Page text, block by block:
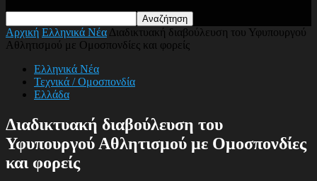
Αρχική Ελληνικά Νέα Διαδικτυακή διαβούλευση του Υφυπουργού
Αθλητισμού με Ομοσπονδίες και φορείς
Ελληνικά Νέα
Τεχνικά / Ομοσπονδία
Ελλάδα
Διαδικτυακή διαβούλευση του
Υφυπουργού Αθλητισμού με Ομοσπονδίες
και φορείς